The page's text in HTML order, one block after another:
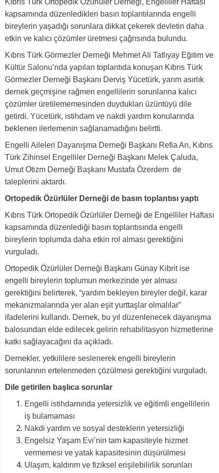
Kıbrıs Türk Ortopedik Özürlüler Derneği, Engelliler Haftası
kapsamında düzenledikleri basın toplantılarında engelli
bireylerin yaşadığı sorunlara dikkat çekerek devletin daha
etkin ve kalıcı çözümler üretmesi çağrısında bulundu.
Kıbrıs Türk Görmezler Derneği Mehmet Ali Tatlıyay Eğitim ve
Kültür Salonu’nda yapılan toplantıda konuşan Kıbrıs Türk
Görmezler Derneği Başkanı Derviş Yücetürk, yarım asırlık
dernek geçmişine rağmen engellilerin sorunlarına kalıcı
çözümler üretilememesinden duydukları üzüntüyü dile
getirdi. Yücetürk, istihdam ve nakdi yardım konularında
beklenen ilerlemenin sağlanamadığını belirtti.
Engelli Aileleri Dayanışma Derneği Başkanı Refia Arı, Kıbrıs
Türk Zihinsel Engelliler Derneği Başkanı Melek Çaluda,
Umut Otizm Derneği Başkanı Mustafa Özerdem de
taleplerini aktardı.
Ortopedik Özürlüler Derneği de basın toplantısı yaptı
Kıbrıs Türk Ortopedik Özürlüler Derneği de Engelliler Haftası
kapsamında düzenlediği basın toplantısında engelli
bireylerin toplumda daha etkin rol alması gerektiğini
vurguladı.
Ortopedik Özürlüler Derneği Başkanı Günay Kibrit ise
engelli bireylerin toplumun merkezinde yer alması
gerektiğini belirterek, “yardım bekleyen bireyler değil, karar
mekanizmalarında yer alan eşit yurttaşlar olmalılar”
ifadelerini kullandı. Dernek, bu yıl düzenlenecek dayanışma
balosundan elde edilecek gelirin rehabilitasyon hizmetlerine
katkı sağlayacağını da açıkladı.
Dernekler, yetkililere seslenerek engelli bireylerin
sorunlarının ertelenmeden çözülmesi gerektiğini vurguladı.
Dile getirilen başlıca sorunlar
Engelli istihdamında yetersizlik ve eğitimli engellilerin
iş bulamaması
Nakdi yardım ve sosyal desteklerin yetersizliği
Engelsiz Yaşam Evi’nin tam kapasiteyle hizmet
vermemesi ve yatak kapasitesinin düşürülmesi
Ulaşım, kaldırım ve fiziksel erişilebilirlik sorunları